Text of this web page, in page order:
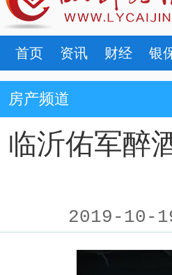
首页 资讯 财经 银
房产频道
临沂佑军醉
2019-10-